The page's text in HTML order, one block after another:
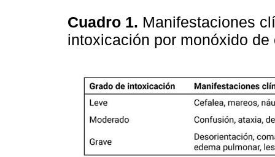
Cuadro 1. Manifestaciones
intoxicación por monóxido